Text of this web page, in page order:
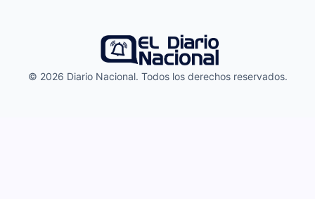
© 2026 Diario Nacional. Todos los derechos reservados.